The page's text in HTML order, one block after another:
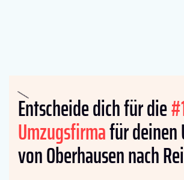
Entscheide dich für die
Umzugsfirmafür deinen
von Oberhausen nach